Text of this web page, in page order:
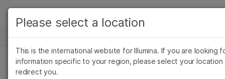
Skip to content
解决方案
学习
新闻中心
癌症研究, 精准健康, 产品
查看更多相关内容。选择您感兴趣的领域:
癌症研究
微生物学
临床肿瘤学
Please select a location
This is the international website for Illumina. If you are looking
information specific to your region, please select your location
redirect you.